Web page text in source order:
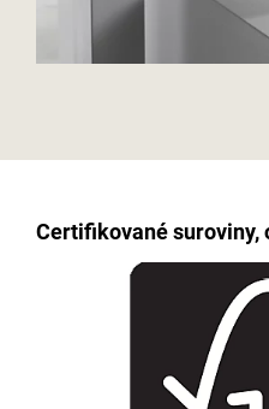
Certifikované suroviny,